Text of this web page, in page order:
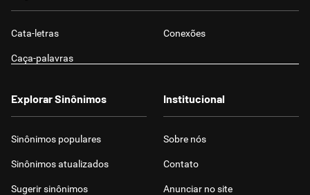
Cata-letras Conexões
Caça-palavras
Explorar Sinônimos
Sinônimos populares
Sinônimos atualizados
Sugerir sinônimos
Institucional
Sobre nós
Contato
Anunciar no site